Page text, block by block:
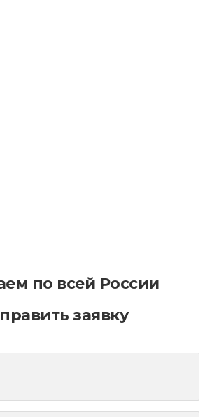
по всей России
заявку